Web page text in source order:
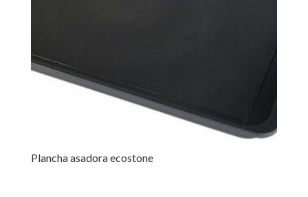
Plancha asadora ecostone